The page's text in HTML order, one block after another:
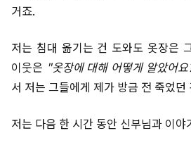
거죠.
저는 침대 옮기는 건 도와도 옷장은
이웃은 "옷장에 대해 어떻게 알았어
서 저는 그들에게 제가 방금 전 죽었던
저는 다음 한 시간 동안 신부님과 이야